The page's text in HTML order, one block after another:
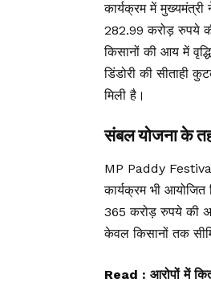
कार्यक्रम में मुख्यमंत्री
282.99 करोड़ रुपये
किसानों की आय में
डिंडोरी की सीताही
मिली है।
संबल योजना के
MP Paddy
कार्यक्रम भी आयोजित
365 करोड़ रुपये की
केवल किसानों तक
Read : आरोपों में